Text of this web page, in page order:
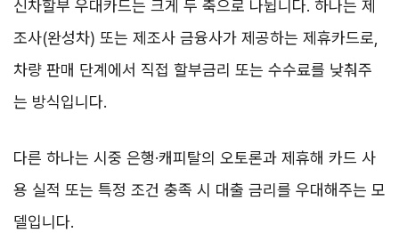
신차할부 우대카드는 크게 두 축으로 나뉩니다. 하나는 제
조사(완성차) 또는 제조사 금융사가 제공하는 제휴카드로,
차량 판매 단계에서 직접 할부금리 또는 수수료를 낮춰주
는 방식입니다.
다른 하나는 시중 은행·캐피탈의 오토론과 제휴해 카드 사
용 실적 또는 특정 조건 충족 시 대출 금리를 우대해주는 모
델입니다.